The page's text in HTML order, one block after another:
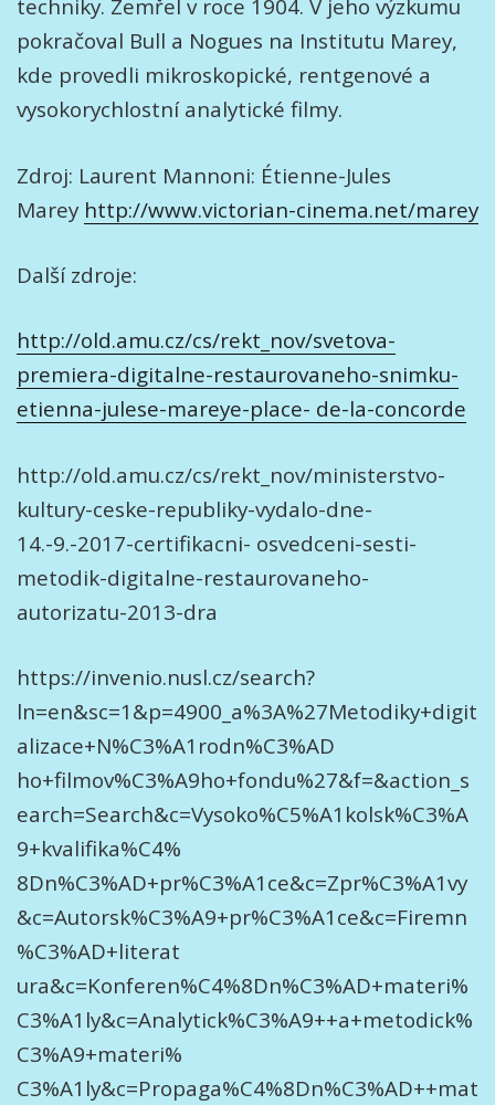
techniky. Zemřel v roce 1904. V jeho výzkumu
pokračoval Bull a Nogues na Institutu Marey,
kde provedli mikroskopické, rentgenové a
vysokorychlostní analytické filmy.
Zdroj: Laurent Mannoni: Étienne-Jules
Marey http://www.victorian-cinema.net/marey
Další zdroje:
http://old.amu.cz/cs/rekt_nov/svetova-
premiera-digitalne-restaurovaneho-snimku-
etienna-julese-mareye-place- de-la-concorde
http://old.amu.cz/cs/rekt_nov/ministerstvo-
kultury-ceske-republiky-vydalo-dne-
14.-9.-2017-certifikacni- osvedceni-sesti-
metodik-digitalne-restaurovaneho-
autorizatu-2013-dra
https://invenio.nusl.cz/search?
ln=en&sc=1&p=4900_a%3A%27Metodiky+digit
alizace+N%C3%A1rodn%C3%AD
ho+filmov%C3%A9ho+fondu%27&f=&action_s
earch=Search&c=Vysoko%C5%A1kolsk%C3%A
9+kvalifika%C4%
8Dn%C3%AD+pr%C3%A1ce&c=Zpr%C3%A1vy
&c=Autorsk%C3%A9+pr%C3%A1ce&c=Firemn
%C3%AD+literat
ura&c=Konferen%C4%8Dn%C3%AD+materi%
C3%A1ly&c=Analytick%C3%A9++a+metodick%
C3%A9+materi%
C3%A1ly&c=Propaga%C4%8Dn%C3%AD++mat